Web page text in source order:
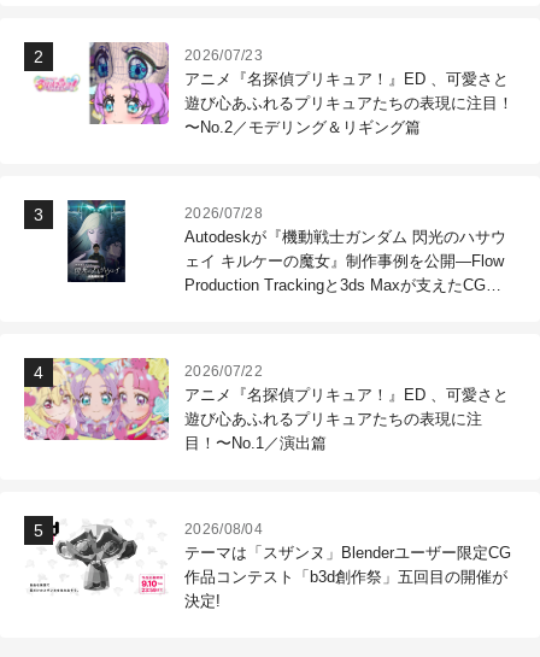
2026/07/23
アニメ『名探偵プリキュア！』ED 、可愛さと
遊び心あふれるプリキュアたちの表現に注目！
〜No.2／モデリング＆リギング篇
2026/07/28
Autodeskが『機動戦士ガンダム 閃光のハサウ
ェイ キルケーの魔女』制作事例を公開―Flow
Production Trackingと3ds Maxが支えたCG制
2026/07/22
アニメ『名探偵プリキュア！』ED 、可愛さと
遊び心あふれるプリキュアたちの表現に注
目！〜No.1／演出篇
2026/08/04
テーマは「スザンヌ」Blenderユーザー限定CG
作品コンテスト「b3d創作祭」五回目の開催が
決定!